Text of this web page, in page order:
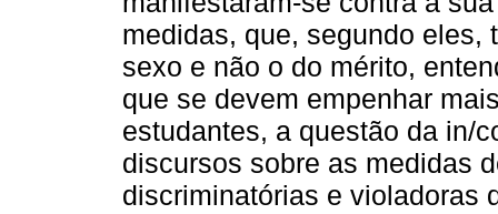
medidas, que, segundo eles,
sexo e não o do mérito,
que se devem empenhar
estudantes, a questão da in/
discursos sobre as medidas
discriminatórias e violadoras